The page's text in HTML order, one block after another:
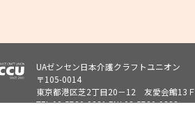
UAゼンセン日本介護クラフトユニオン
〒105-0014
東京都港区芝2丁目20－12 友愛会館13Ｆ
TEL.03-5730-9381FAX.03-5730-9382